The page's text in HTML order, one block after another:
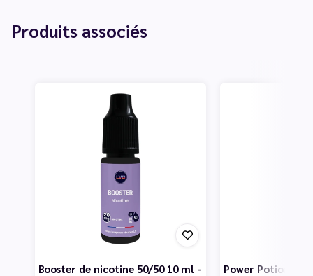
Produits associés
Booster de nicotine 50/50 10 ml -
Power Potion